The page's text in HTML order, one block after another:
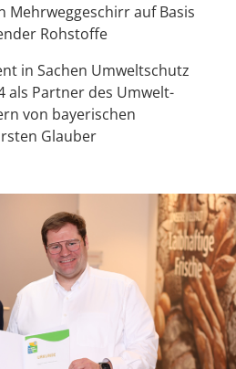
Mehrweggeschirr auf Basis
Rohstoffe
in Sachen Umweltschutz
als Partner des Umwelt-
von bayerischen
Glauber